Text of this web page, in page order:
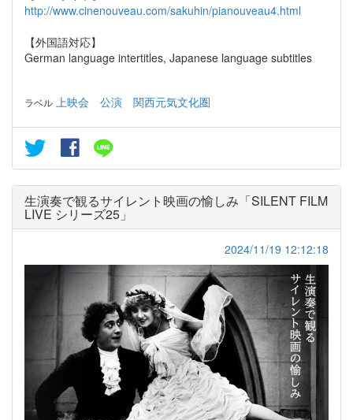
http://www.cinenouveau.com/sakuhin/pianouveau4.html
【外国語対応】
German language intertitles, Japanese language subtitles
ラベル 上映会 公演 関西元気文化圏
生演奏で観るサイレント映画の愉しみ「SILENT FILM
LIVE シリーズ25」
2024/11/19 12:12:18